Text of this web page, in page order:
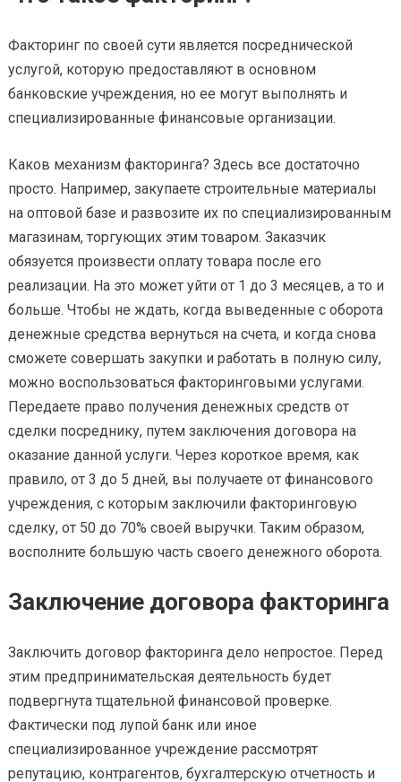
Факторинг по своей сути является посреднической
услугой, которую предоставляют в основном
банковские учреждения, но ее могут выполнять и
специализированные финансовые организации.
Каков механизм факторинга? Здесь все достаточно
просто. Например, закупаете строительные материалы
на оптовой базе и развозите их по специализированным
магазинам, торгующих этим товаром. Заказчик
обязуется произвести оплату товара после его
реализации. На это может уйти от 1 до 3 месяцев, а то и
больше. Чтобы не ждать, когда выведенные с оборота
денежные средства вернуться на счета, и когда снова
сможете совершать закупки и работать в полную силу,
можно воспользоваться факторинговыми услугами.
Передаете право получения денежных средств от
сделки посреднику, путем заключения договора на
оказание данной услуги. Через короткое время, как
правило, от 3 до 5 дней, вы получаете от финансового
учреждения, с которым заключили факторинговую
сделку, от 50 до 70% своей выручки. Таким образом,
восполните большую часть своего денежного оборота.
Заключение договора факторинга
Заключить договор факторинга дело непростое. Перед
этим предпринимательская деятельность будет
подвергнута тщательной финансовой проверке.
Фактически под лупой банк или иное
специализированное учреждение рассмотрят
репутацию, контрагентов, бухгалтерскую отчетность и